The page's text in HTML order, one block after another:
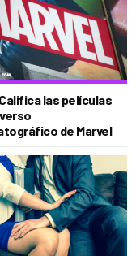
las películas
de Marvel